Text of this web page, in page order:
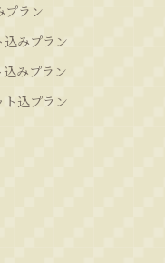
プラン
みプラン
みプラン
込プラン